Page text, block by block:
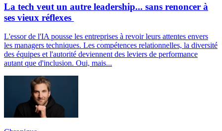
La tech veut un autre leadership... sans renoncer à
ses vieux réflexes
L'essor de l'IA pousse les entreprises à revoir leurs attentes envers
les managers techniques. Les compétences relationnelles, la diversité
des équipes et l'autorité deviennent des leviers de performance
autant que d'inclusion. Oui, mais...